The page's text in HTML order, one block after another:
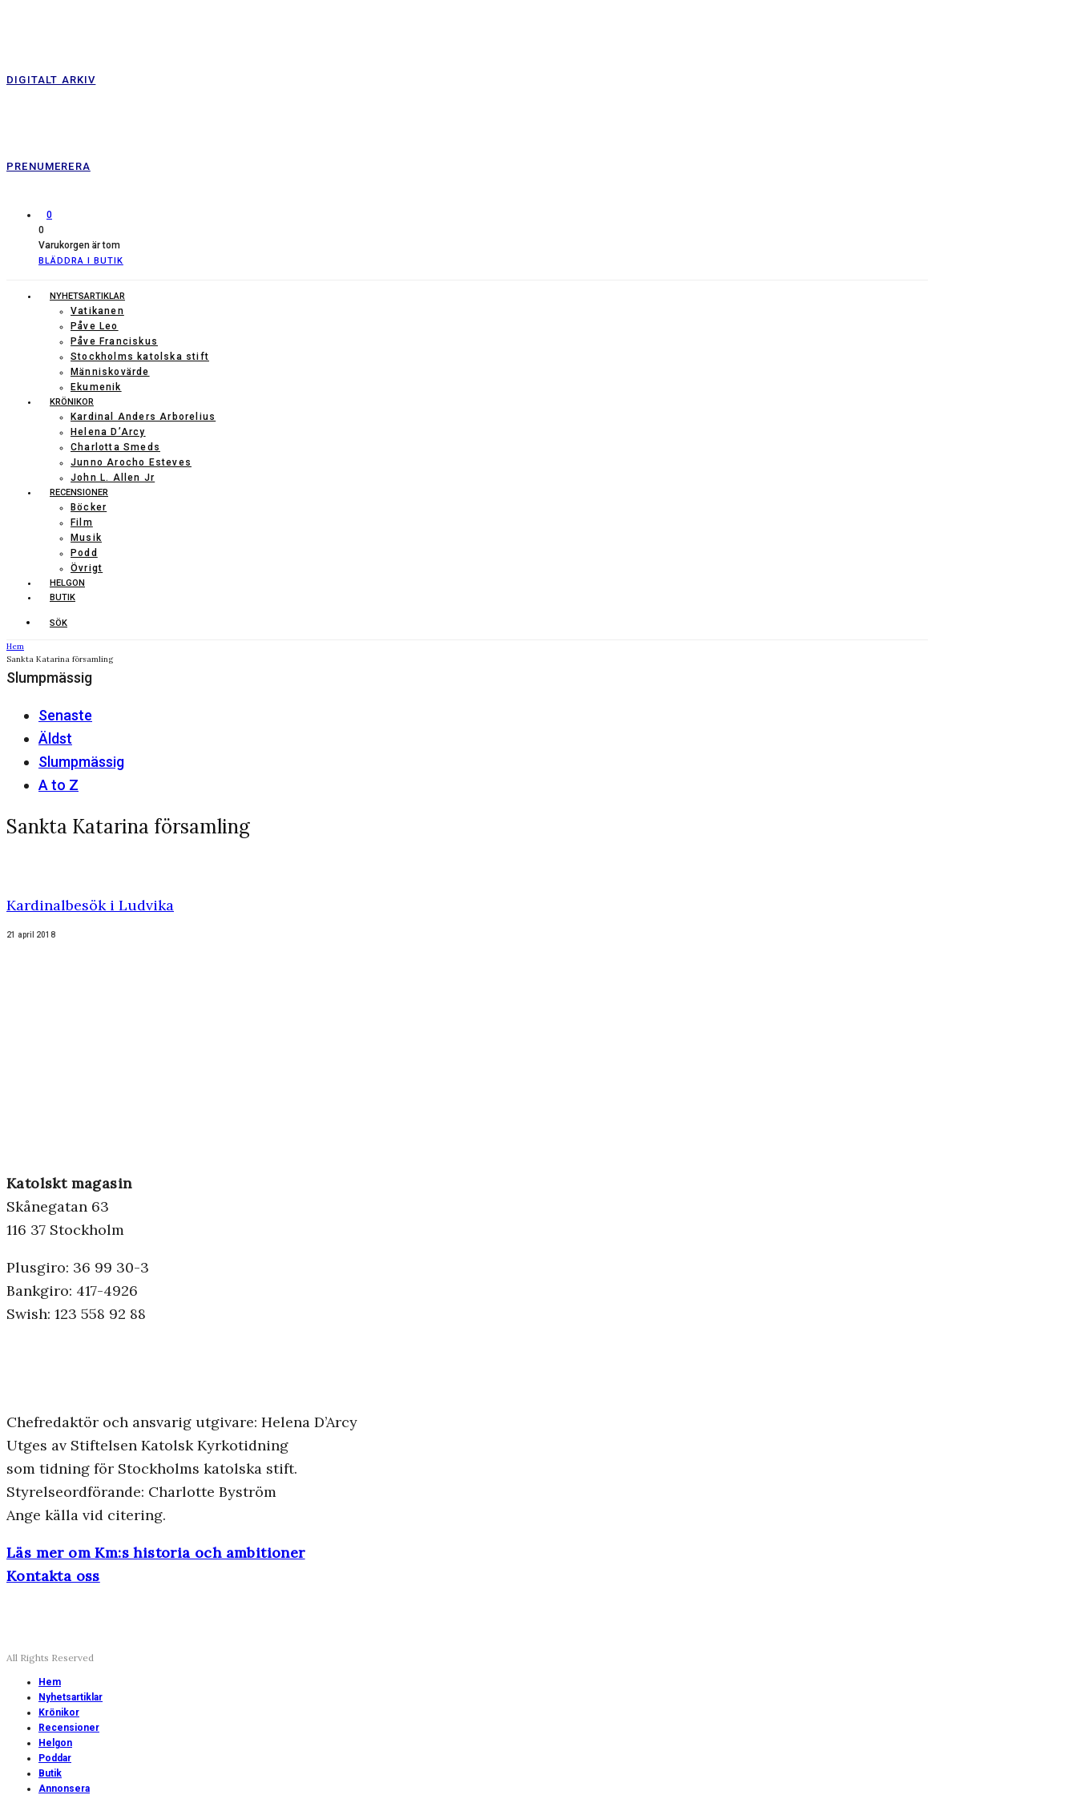
DIGITALT ARKIV
PRENUMERERA
0
0
Varukorgen är tom
BLÄDDRA I BUTIK
NYHETSARTIKLAR
Vatikanen
Påve Leo
Påve Franciskus
Stockholms katolska stift
Människovärde
Ekumenik
KRÖNIKOR
Kardinal Anders Arborelius
Helena D’Arcy
Charlotta Smeds
Junno Arocho Esteves
John L. Allen Jr
RECENSIONER
Böcker
Film
Musik
Podd
Övrigt
HELGON
BUTIK
SÖK
Hem
Sankta Katarina församling
Slumpmässig
Senaste
Äldst
Slumpmässig
A to Z
Sankta Katarina församling
Kardinalbesök i Ludvika
21 april 2018
Katolskt magasin
Skånegatan 63
116 37 Stockholm
Plusgiro: 36 99 30-3
Bankgiro: 417-4926
Swish: 123 558 92 88
Chefredaktör och ansvarig utgivare: Helena D’Arcy
Utges av Stiftelsen Katolsk Kyrkotidning
som tidning för Stockholms katolska stift.
Styrelseordförande: Charlotte Byström
Ange källa vid citering.
Läs mer om Km:s historia och ambitioner
Kontakta oss
All Rights Reserved
Hem
Nyhetsartiklar
Krönikor
Recensioner
Helgon
Poddar
Butik
Annonsera